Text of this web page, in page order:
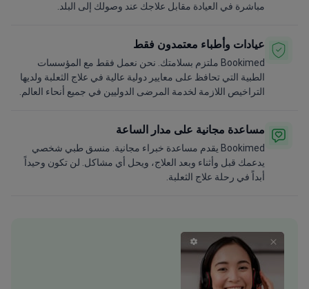
مباشرة في العيادة مقابل علاجك عند وصولك إلى البلد.
عيادات وأطباء معتمدون فقط
Bookimed ملتزم بسلامتك. نحن نعمل فقط مع المؤسسات
الطبية التي تحافظ على معايير دولية عالية في علاج الثعلبة ولديها
التراخيص اللازمة لخدمة المرضى الدوليين في جميع أنحاء العالم.
مساعدة مجانية على مدار الساعة
Bookimed يقدم مساعدة خبراء مجانية. منسق طبي شخصي
يدعمك قبل وأثناء وبعد العلاج، ويحل أي مشاكل. لن تكون وحيداً
أبداً في رحلة علاج الثعلبة.